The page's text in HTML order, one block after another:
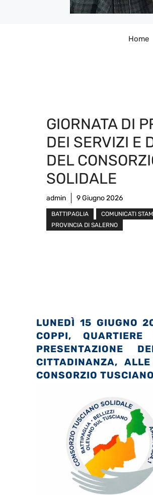
Home
GIORNATA DI
DEI SERVIZI E
DEL
SOLIDALE
admin 9 Giugno 2026
BATTIPAGLIA COMUNICATI
PROVINCIA DI SALERNO
LUNEDÌ 15 GIUGNO
COPPI,
PRESENTAZIONE
CITTADINANZA,
CONSORZIO